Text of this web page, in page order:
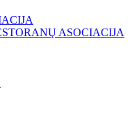
ASOCIACIJA